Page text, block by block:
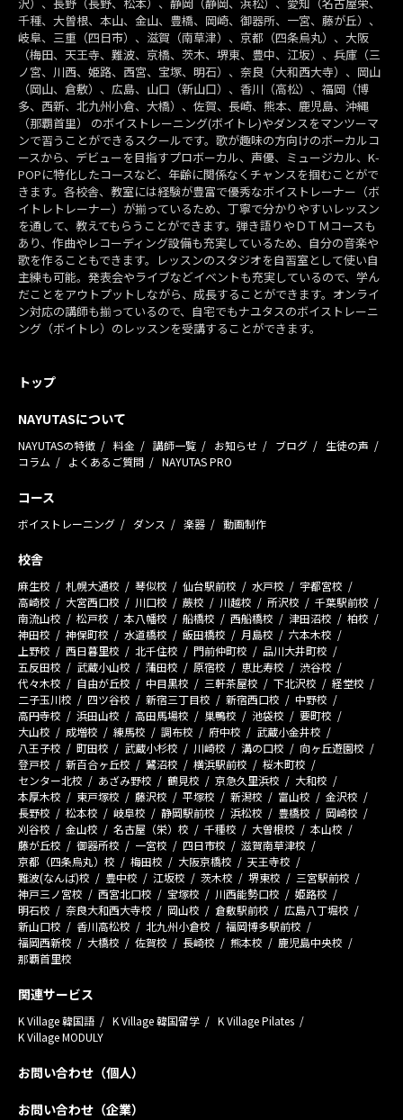
千種、大曽根、本山、金山、豊橋、岡崎、御器所、一宮、藤が丘）、
岐阜、三重（四日市）、滋賀（南草津）、京都（四条烏丸）、大阪
（梅田、天王寺、難波、京橋、茨木、堺東、豊中、江坂）、兵庫（三
ノ宮、川西、姫路、西宮、宝塚、明石）、奈良（大和西大寺）、岡山
（岡山、倉敷）、広島、山口（新山口）、香川（高松）、福岡（博
多、西新、北九州小倉、大橋）、佐賀、長崎、熊本、鹿児島、沖縄
（那覇首里） のボイストレーニング(ボイトレ)やダンスをマンツーマ
ンで習うことができるスクールです。歌が趣味の方向けのボーカルコ
ースから、デビューを目指すプロボーカル、声優、ミュージカル、K-
POPに特化したコースなど、年齢に関係なくチャンスを掴むことがで
きます。各校舎、教室には経験が豊富で優秀なボイストレーナー（ボ
イトレトレーナー）が揃っているため、丁寧で分かりやすいレッスン
を通して、教えてもらうことができます。弾き語りやＤＴＭコースも
あり、作曲やレコーディング設備も充実しているため、自分の音楽や
歌を作ることもできます。レッスンのスタジオを自習室として使い自
主練も可能。発表会やライブなどイベントも充実しているので、学ん
だことをアウトプットしながら、成長することができます。オンライ
ン対応の講師も揃っているので、自宅でもナユタスのボイストレーニ
ング（ボイトレ）のレッスンを受講することができます。
トップ
NAYUTASについて
NAYUTASの特徴 料金 講師一覧 お知らせ ブログ
生徒の声
コラム
よくあるご質問 NAYUTAS PRO
コース
ボイストレーニング ダンス 楽器 動画制作
校舎
麻生校 札幌大通校 琴似校 仙台駅前校 水戸校
宇都宮校
高崎校
大宮西口校 川口校 蕨校 川越校 所沢校
千葉駅前校
南流山校
松戸校 本八幡校 船橋校 西船橋校 津田沼校
柏校
神田校
神保町校 水道橋校 飯田橋校 月島校
六本木校
上野校
西日暮里校 北千住校 門前仲町校
品川大井町校
五反田校
武蔵小山校 蒲田校 原宿校 恵比寿校
渋谷校
代々木校
自由が丘校 中目黒校 三軒茶屋校 下北沢校
経堂校
二子玉川校
四ツ谷校 新宿三丁目校 新宿西口校
中野校
高円寺校
浜田山校 高田馬場校 巣鴨校 池袋校
要町校
大山校
成増校 練馬校 調布校 府中校
武蔵小金井校
八王子校
町田校 武蔵小杉校 川崎校 溝の口校
向ヶ丘遊園校
登戸校
新百合ヶ丘校 鷺沼校 横浜駅前校
桜木町校
センター北校
あざみ野校 鶴見校 京急久里浜校
大和校
本厚木校
東戸塚校 藤沢校 平塚校 新潟校 富山校
金沢校
長野校
松本校 岐阜校 静岡駅前校 浜松校 豊橋校
岡崎校
刈谷校
金山校 名古屋（栄）校 千種校 大曽根校
本山校
藤が丘校
御器所校 一宮校 四日市校
滋賀南草津校
京都（四条烏丸）校
梅田校 大阪京橋校
天王寺校
難波(なんば)校
豊中校 江坂校 茨木校 堺東校
三宮駅前校
神戸三ノ宮校
西宮北口校 宝塚校 川西能勢口校
姫路校
明石校
奈良大和西大寺校 岡山校 倉敷駅前校
広島八丁堀校
新山口校
香川高松校 北九州小倉校
福岡博多駅前校
福岡西新校
大橋校 佐賀校 長崎校 熊本校
鹿児島中央校
那覇首里校
関連サービス
K Village 韓国語 K Village 韓国留学
K Village Pilates
K Village MODULY
お問い合わせ（個人）
お問い合わせ（企業）